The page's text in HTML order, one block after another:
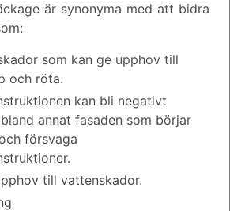
är synonyma med att bidra
som kan ge upphov till
och röta.
kan bli negativt
annat fasaden som börjar
försvaga
till vattenskador.